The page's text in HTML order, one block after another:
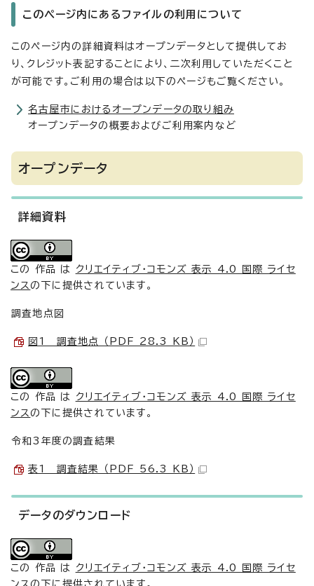
このページ内にあるファイルの利用について
このページ内の詳細資料はオープンデータとして提供してお
り、クレジット表記することにより、二次利用していただくこと
が可能です。ご利用の場合は以下のページもご覧ください。
名古屋市におけるオープンデータの取り組み
オープンデータの概要およびご利用案内など
オープンデータ
詳細資料
この 作品 は クリエイティブ・コモンズ 表示 4.0 国際 ライセ
ンスの下に提供されています。
調査地点図
図1 調査地点 （PDF 28.3 KB）
この 作品 は クリエイティブ・コモンズ 表示 4.0 国際 ライセ
ンスの下に提供されています。
令和3年度の調査結果
表1 調査結果 （PDF 56.3 KB）
データのダウンロード
この 作品 は クリエイティブ・コモンズ 表示 4.0 国際 ライセ
ンスの下に提供されています。